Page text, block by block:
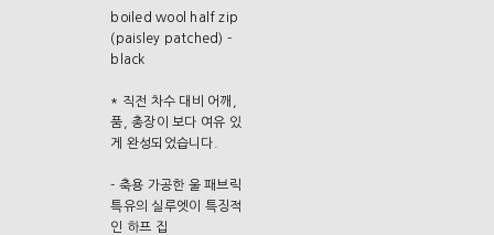
boiled wool half zip
(paisley patched) -
black
* 직전 차수 대비 어깨,
품, 총장이 보다 여유 있
게 완성되었습니다.
- 축용 가공한 울 패브릭
특유의 실루엣이 특징적
인 하프 집